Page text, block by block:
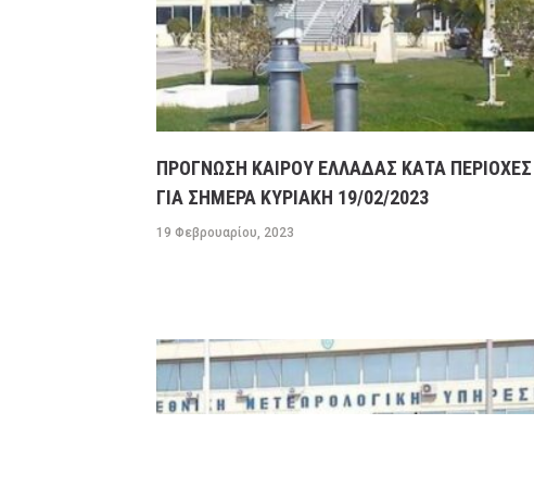
ΠΡΟΓΝΩΣΗ ΚΑΙΡΟΥ ΕΛΛΑΔΑΣ ΚΑΤΑ ΠΕΡΙΟΧΕΣ
ΓΙΑ ΣΗΜΕΡΑ ΚΥΡΙΑΚΗ 19/02/2023
19 Φεβρουαρίου, 2023